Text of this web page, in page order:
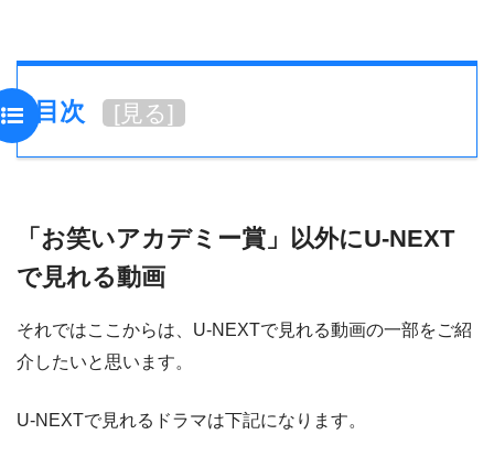
目次 [見る]
「お笑いアカデミー賞」以外にU-NEXT
で見れる動画
それではここからは、U-NEXTで見れる動画の一部をご紹
介したいと思います。
U-NEXTで見れるドラマは下記になります。